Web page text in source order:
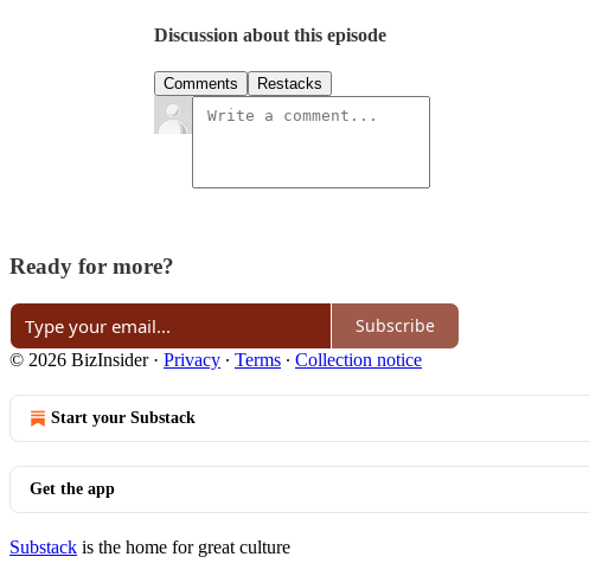
Discussion about this episode
Comments Restacks
Ready for more?
Subscribe
© 2026 BizInsider· Privacy ∙ Terms ∙ Collection notice
Start your Substack
Get the app
Substack is the home for great culture